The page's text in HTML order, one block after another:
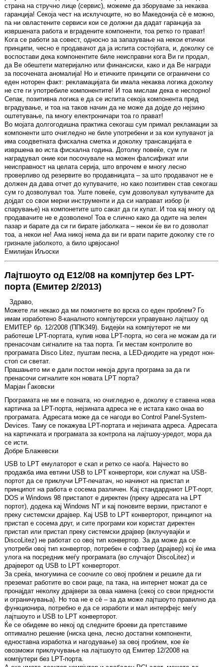
страна на стручно лице (сервис), можеме да зборуваме за некаква
гаранција! Секоја чест на исклучоците, но во Македонија сè е можно,
па ни овластените сервиси кои се должни да дадат гаранција за
извршената работа и вградените компоненти, тоа ретко го прават!
Кога се работи за совест, односно за запазување на некои етички
принципи, чесно е продавачот да ја испита состојбата, и, доколку се
воспостави дека компонентите биле неисправни кога Ви ги продал,
да Ве обештети материјално или финансиски, како и да Ве награди
за посочената аномалија! Но и етичките принципи се ограничени со
еден ноторен факт: рекламацијата би имала некаква логика доколку
не сте ги употребиле компонентите! И тоа мислам дека е неспорно!
Сепак, позитивна логика е да се испита секоја компонента пред
вградување, и тоа на таков начин да не може да дојде до нејзино
оштетување, па многу електроничари тоа го прават!
Во мојата долгогодишна практика секогаш сум примал рекламации за
компоненти што очигледно не биле употребени и за кои купувачот ја
има соодветната фискална сметка и доколку трансакцијата е
извршена во иста фискална година. Дотолку повеќе, сум ги
наградувал оние кои посочувале на можен фалсификат или
неисправност на целата серија, што впрочем е многу лесно
проверливо од резервите во продавницата – за што продавачот не е
должен да дава отчет до купувачите, но како позитивен став секогаш
сум го дозволувал тоа. Уште повеќе, сум дозволувал купувачите да
дојдат со свои мерни инструменти и да си направат избор (и
спарување) на компонетите што сакат да ги купат. И тоа кај многу од
продавачите не е дозволено! Тоа е слично како да одите на зелен
пазар и барате да си ги бирате јаболката – некои ќе ви го дозволат
тоа, а некои не! Ама никој нема да ви ги врати парите доколку сте го
гризнале јаболкото, а било црвјосано!
Емилијан Иљоски
Лајтшоуто од Е12/08 на компјутер без LPT-
порта (Емитер 2/2013)
Здраво,
Можете ли некако да ми помогнете во врска со еден проблем? Го
имам изработено 8-каналното компјутерски управувано лајтшоу од
ЕМИТЕР бр. 12/2008 (ППК349). Бидејќи на компјутерот не ми
работеше LPT-портата, купив нова LPT-порта, но сега не можам да ги
пренасочам сигналите на таа порта. Ги местам контролите во
програмата Disco Litez, пуштам песна, а LED-диодите на уредот нон-
стоп си светат.
Прашањето ми е дали постои некоја друга програма за да ги
пренасочи сигналите кон новата LPT порта?
Марјан Ѓаковски
Програмата не ми е позната, но очигледно е, доколку е ставена нова
картичка за LPT-порта, нејзината адреса не е истата како онаа во
програмата. Адресата може да се нагоди во Control Panel-System-
Devices. Таму се покажува LPT-портата и нејзината адреса. Адресата
на картичката и програмата за контрола на лајтшоу-уредот, мора да
се исти.
Добре Блажевски
USB to LPT емулаторот е скап и ретко се наоѓа. Најчесто во
продажба има евтини USB to LPT конвертори, кои служат на USB-
портот да се приклучи LPT-печатач, но начинот на пристап и
принципот на работа е сосема различен. Кај стандардниот LPT-порт,
DOS и Windows 98 пристапот е директен (преку адресата на LPT
портот), додека кај Windows NT и кај поновите верзии, пристапот е
преку системски драјвер. Кај USB to LPT конверторот, принципот на
пристап е сосема друг, и сите програми кои користат директен
пристап или пристап преку системски драјвер (вклучувајќи и
DiscoLitez) не работат со овој тип конвертор. За да може да се
употреби овој тип конвертор, потребен е софтвер (драјвер) кој ќе има
улога на посредник меѓу програмата (во случајот DiscoLitez) и
драјверот од USB to LPT конверторот.
За среќа, многумина се соочиле со овој проблем и решиле да ги
преземат работите во свои раце, па така, на интернет можат да се
пронајдат неколку драјвери за оваа намена (секој со свои предности
и ограничувања). Но тоа не е сè – за да може лајтшоуто правилно да
функционира, потребно е да се изработи и мал интерфејс меѓу
лајтшоуто и USB to LPT конверторот.
Ќе се обидеме во некој од следните броеви да претставиме
оптимално решение (ниска цена, лесно достапни компоненти,
едноставна изработка и нагодување) за овој проблем, кое ќе
овозможи приклучување на лајтшоуто од Емитер 12/2008 на
компјутери без LPT-порта.